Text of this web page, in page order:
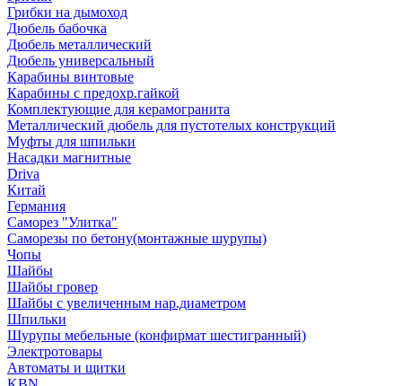
Грибки на дымоход
Дюбель бабочка
Дюбель металлический
Дюбель универсальный
Карабины винтовые
Карабины с предохр.гайкой
Комплектующие для керамогранита
Металлический дюбель для пустотелых конструкций
Муфты для шпильки
Насадки магнитные
Driva
Китай
Германия
Саморез "Улитка"
Саморезы по бетону(монтажные шурупы)
Чопы
Шайбы
Шайбы гровер
Шайбы с увеличенным нар.диаметром
Шпильки
Шурупы мебельные (конфирмат шестигранный)
Электротовары
Автоматы и щитки